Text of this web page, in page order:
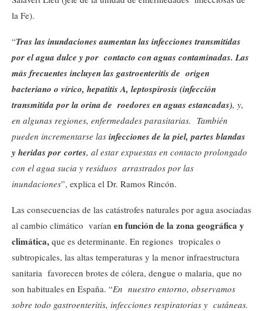
la Fe).
“Tras las inundaciones aumentan las infecciones transmitidas
por el agua dulce y por contacto con aguas contaminadas. Las
más frecuentes incluyen las gastroenteritis de origen
bacteriano o vírico, hepatitis A, leptospirosis (infección
transmitida por la orina de roedores en aguas estancadas), y,
en algunas regiones, enfermedades parasitarias. También
pueden incrementarse las infecciones de la piel, partes blandas
y heridas por cortes, al estar expuestas en contacto prolongado
con el agua sucia y residuos arrastrados por las
inundaciones”, explica el Dr. Ramos Rincón.
Las consecuencias de las catástrofes naturales por agua asociadas
al cambio climático varían en función de la zona geográfica y
climática, que es determinante. En regiones tropicales o
subtropicales, las altas temperaturas y la menor infraestructura
sanitaria favorecen brotes de cólera, dengue o malaria, que no
son habituales en España. “En nuestro entorno, observamos
sobre todo gastroenteritis, infecciones respiratorias y cutáneas.